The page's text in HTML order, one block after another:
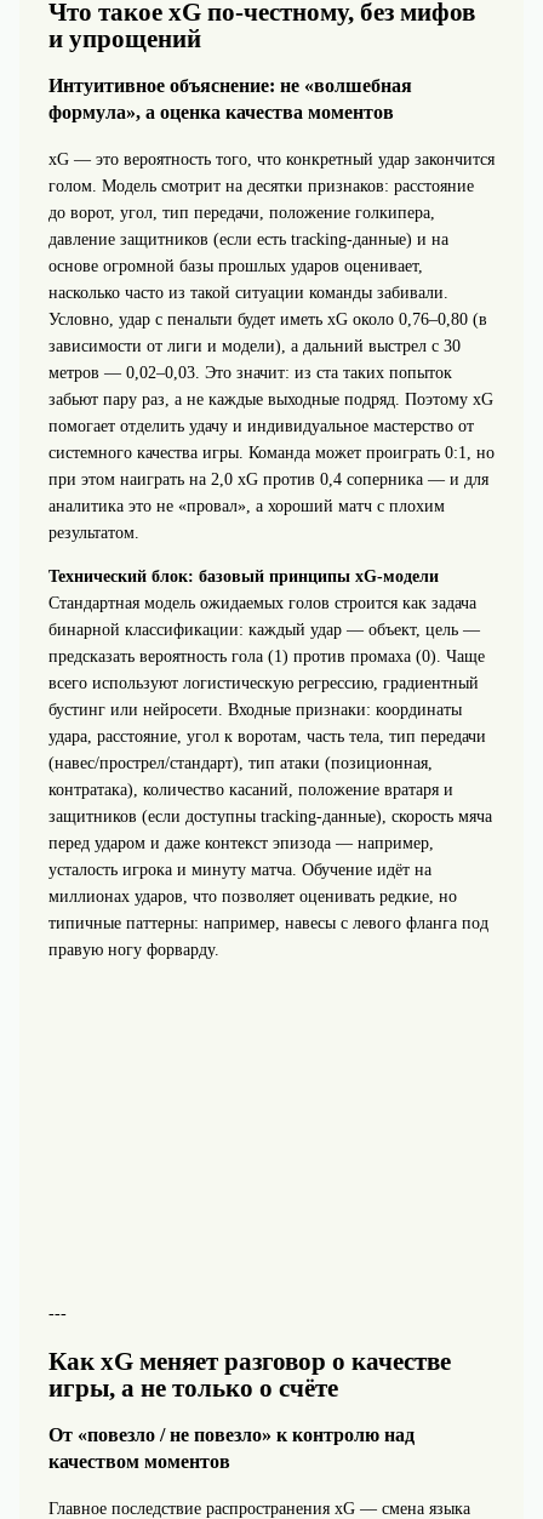
Что такое xG по‑честному, без мифов
и упрощений
Интуитивное объяснение: не «волшебная
формула», а оценка качества моментов
xG — это вероятность того, что конкретный удар закончится
голом. Модель смотрит на десятки признаков: расстояние
до ворот, угол, тип передачи, положение голкипера,
давление защитников (если есть tracking‑данные) и на
основе огромной базы прошлых ударов оценивает,
насколько часто из такой ситуации команды забивали.
Условно, удар с пенальти будет иметь xG около 0,76–0,80 (в
зависимости от лиги и модели), а дальний выстрел с 30
метров — 0,02–0,03. Это значит: из ста таких попыток
забьют пару раз, а не каждые выходные подряд. Поэтому xG
помогает отделить удачу и индивидуальное мастерство от
системного качества игры. Команда может проиграть 0:1, но
при этом наиграть на 2,0 xG против 0,4 соперника — и для
аналитика это не «провал», а хороший матч с плохим
результатом.
Технический блок: базовый принципы xG‑модели
Стандартная модель ожидаемых голов строится как задача
бинарной классификации: каждый удар — объект, цель —
предсказать вероятность гола (1) против промаха (0). Чаще
всего используют логистическую регрессию, градиентный
бустинг или нейросети. Входные признаки: координаты
удара, расстояние, угол к воротам, часть тела, тип передачи
(навес/прострел/стандарт), тип атаки (позиционная,
контратака), количество касаний, положение вратаря и
защитников (если доступны tracking‑данные), скорость мяча
перед ударом и даже контекст эпизода — например,
усталость игрока и минуту матча. Обучение идёт на
миллионах ударов, что позволяет оценивать редкие, но
типичные паттерны: например, навесы с левого фланга под
правую ногу форварду.
---
Как xG меняет разговор о качестве
игры, а не только о счёте
От «повезло / не повезло» к контролю над
качеством моментов
Главное последствие распространения xG — смена языка